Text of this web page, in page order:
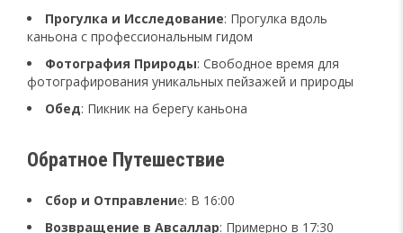
Прогулка и Исследование: Прогулка вдоль
каньона с профессиональным гидом
Фотография Природы: Свободное время для
фотографирования уникальных пейзажей и природы
Обед: Пикник на берегу каньона
Обратное Путешествие
Сбор и Отправление: В 16:00
Возвращение в Авсаллар: Примерно в 17:30